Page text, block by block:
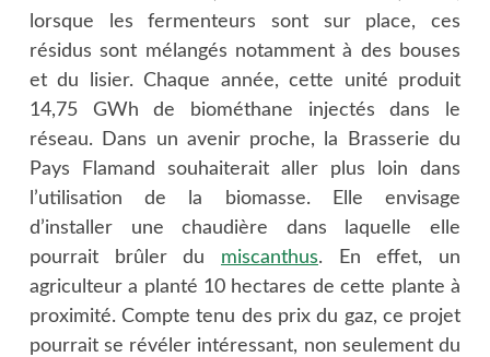
lorsque les fermenteurs sont sur place, ces
résidus sont mélangés notamment à des bouses
et du lisier. Chaque année, cette unité produit
14,75 GWh de biométhane injectés dans le
réseau. Dans un avenir proche, la Brasserie du
Pays Flamand souhaiterait aller plus loin dans
l’utilisation de la biomasse. Elle envisage
d’installer une chaudière dans laquelle elle
pourrait brûler du miscanthus. En effet, un
agriculteur a planté 10 hectares de cette plante à
proximité. Compte tenu des prix du gaz, ce projet
pourrait se révéler intéressant, non seulement du